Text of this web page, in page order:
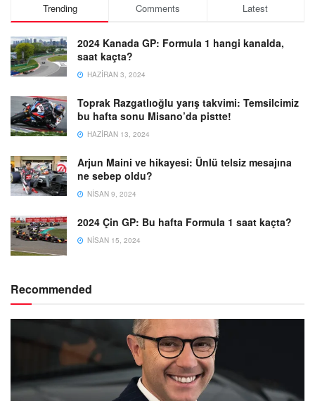
Trending Comments Latest
2024 Kanada GP: Formula 1 hangi kanalda,
saat kaçta?
HAZIRAN 3, 2024
Toprak Razgatlıoğlu yarış takvimi: Temsilcimiz
bu hafta sonu Misano’da pistte!
HAZIRAN 13, 2024
Arjun Maini ve hikayesi: Ünlü telsiz mesajına
ne sebep oldu?
NISAN 9, 2024
2024 Çin GP: Bu hafta Formula 1 saat kaçta?
NISAN 15, 2024
Recommended